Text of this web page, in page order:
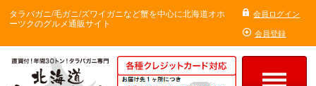
タラバガニ/毛ガニ/ズワイガニなど蟹を中心に北海道オホ
ーツクのグルメ通販サイト
会員ログイン
会員登録